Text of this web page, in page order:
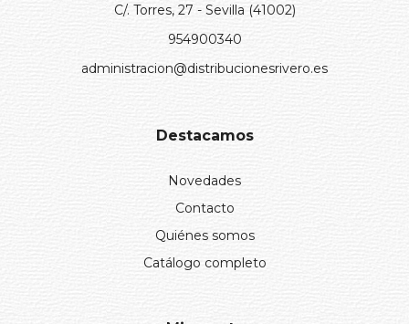
C/. Torres, 27 - Sevilla (41002)
954900340
administracion@distribucionesrivero.es
Destacamos
Novedades
Contacto
Quiénes somos
Catálogo completo